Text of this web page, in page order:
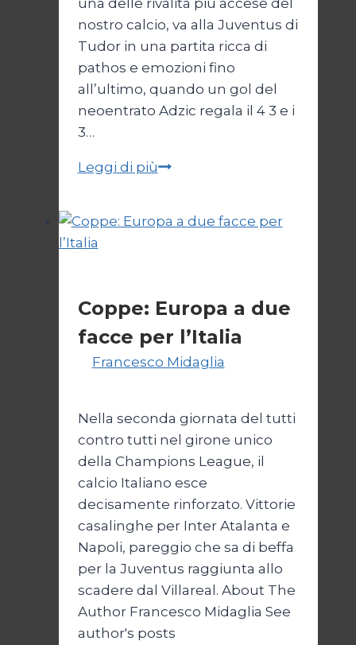
nostro calcio, va alla Juventus di
Tudor in una partita ricca di
pathos e emozioni fino
all’ultimo, quando un gol del
neoentrato Adzic regala il 4 3 e i
3…
Leggi di piùDerby
Coppe: Europa a due
facce per l’Italia
Francesco Midaglia
Nella seconda giornata del tutti
contro tutti nel girone unico
della Champions League, il
calcio Italiano esce
decisamente rinforzato. Vittorie
casalinghe per Inter Atalanta e
Napoli, pareggio che sa di beffa
per la Juventus raggiunta allo
scadere dal Villareal. About The
Author Francesco Midaglia See
author's posts